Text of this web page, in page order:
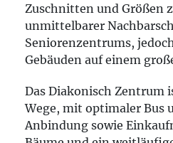
Zuschnitten und Größen
unmittelbarer
Seniorenzentrums,
Gebäuden auf einem
Das Diakonisch Zentrum
Wege, mit optimaler Bus
Anbindung sowie